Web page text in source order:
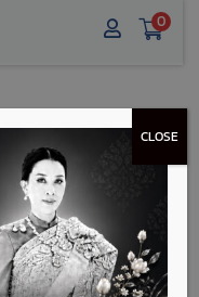
0
บบ
และ
งไร?
CLOSE